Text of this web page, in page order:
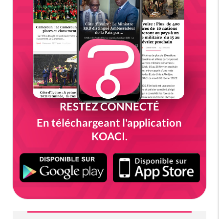
RESTEZ CONNECTÉ
En téléchargeant l'application
KOACI.